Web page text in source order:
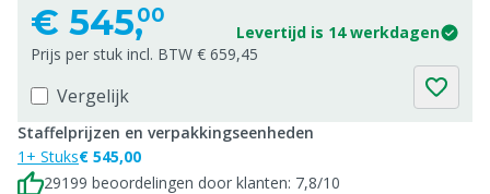
€ 545,00
Levertijd is 14 werkdagen
Prijs per stuk incl. BTW € 659,45
Vergelijk
Staffelprijzen en verpakkingseenheden
1+ Stuks€ 545,00
29199 beoordelingen door klanten: 7,8/10